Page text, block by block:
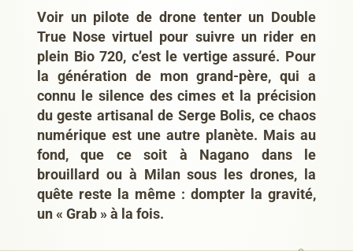
Voir un pilote de drone tenter un Double
True Nose virtuel pour suivre un rider en
plein Bio 720, c’est le vertige assuré. Pour
la génération de mon grand-père, qui a
connu le silence des cimes et la précision
du geste artisanal de Serge Bolis, ce chaos
numérique est une autre planète. Mais au
fond, que ce soit à Nagano dans le
brouillard ou à Milan sous les drones, la
quête reste la même : dompter la gravité,
un « Grab » à la fois.